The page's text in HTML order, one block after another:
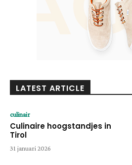
LATEST ARTICLE
culinair
Culinaire hoogstandjes in
Tirol
31 januari 2026